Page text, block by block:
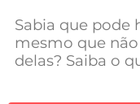
Negócios
Mundial
Sabia que pode
mesmo que
delas? Saiba o